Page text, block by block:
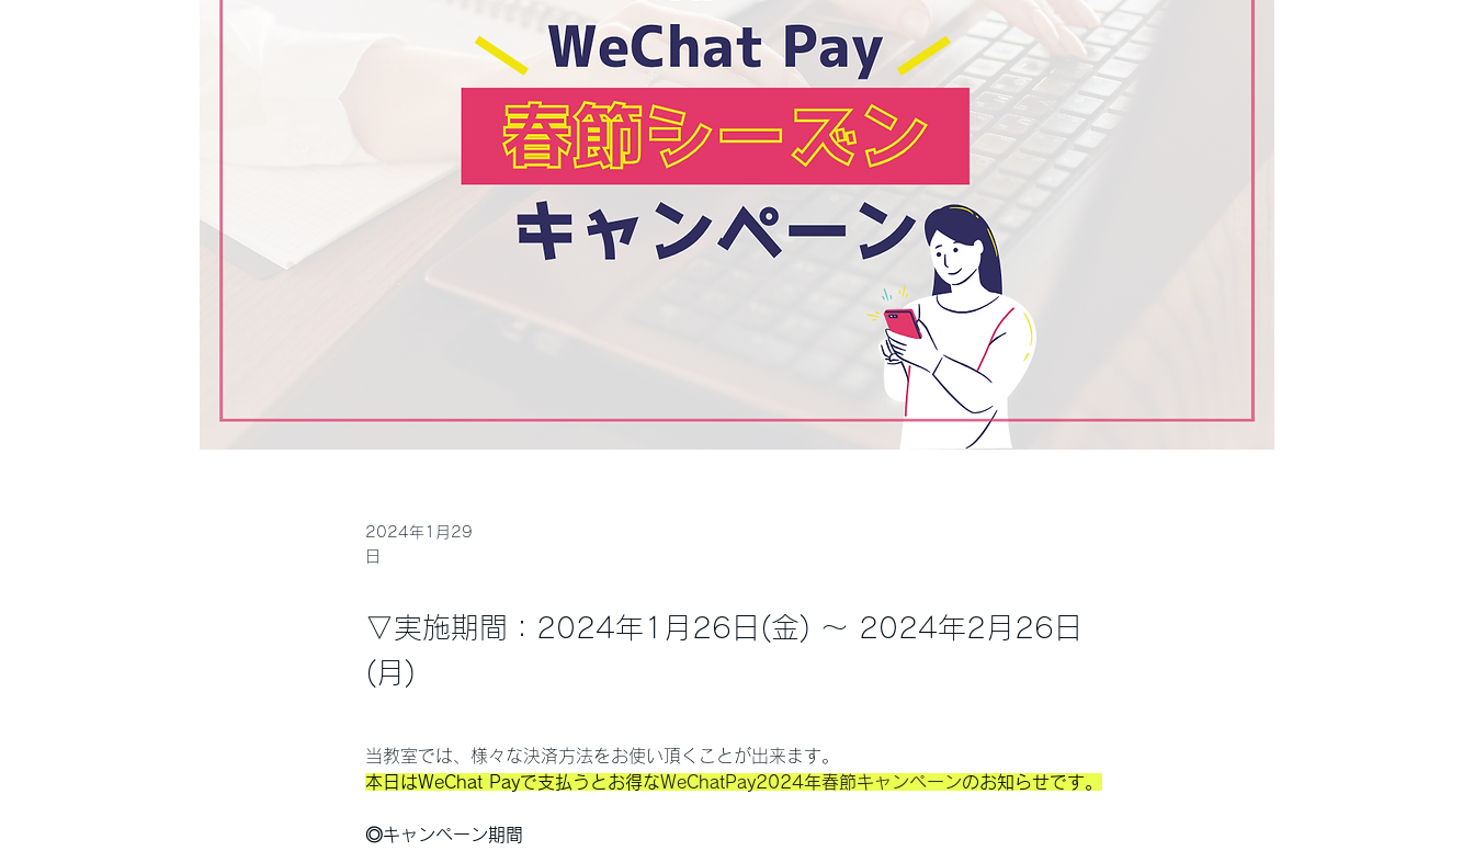
2024年1月29
日
▽実施期間：2024年1月26日(金) ～ 2024年2月26日
(月)
当教室では、様々な決済方法をお使い頂くことが出来ます。
本日はWeChat Payで支払うとお得なWeChatPay2024年春節キャンペーンのお知らせです。
◎キャンペーン期間